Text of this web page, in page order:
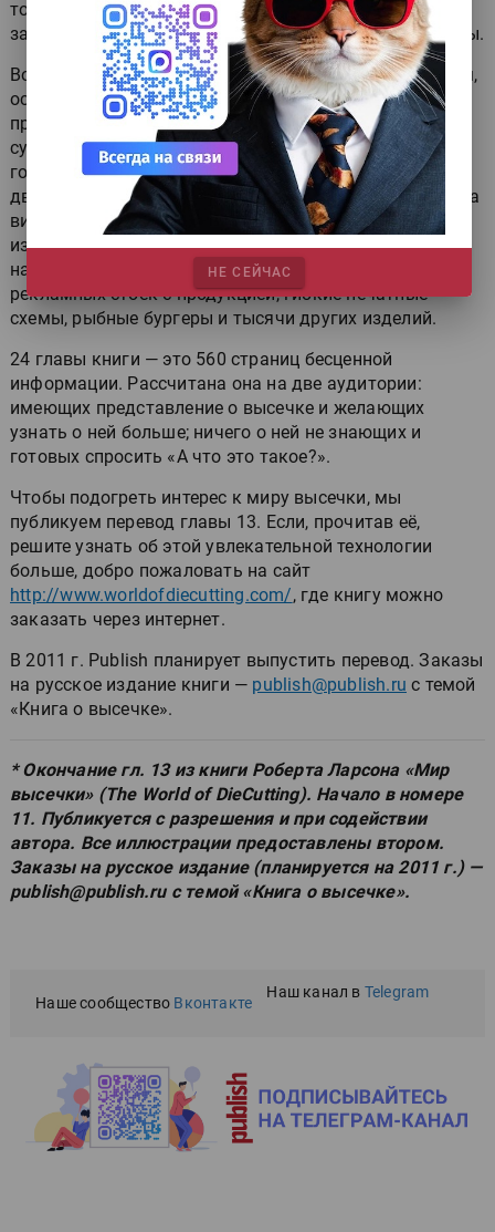
товаров повседневного спроса. Высечные технологии
задействуются практически в каждом городе планеты.
Во многих случаях этот процесс пребывает за кадром,
оставаясь частью конвертингового товарного
производства. Высечка — это обувь, упаковка в
супермаркетах и магазинах, картонная и
гофрокартонная тара, сальники автомобильного
двигателя, приборная панель автомобиля, этикетки на
винных бутылках, бельё и бюстгальтеры, пазлы,
изделия из кожи, детали одежды, игрушки и
настольные игры, гофрокартонные элементы
рекламных стоек с продукцией, гибкие печатные
схемы, рыбные бургеры и тысячи других изделий.
24 главы книги — это 560 страниц бесценной
информации. Рассчитана она на две аудитории:
имеющих представление о высечке и желающих
узнать о ней больше; ничего о ней не знающих и
готовых спросить «А что это такое?».
Чтобы подогреть интерес к миру высечки, мы
публикуем перевод главы 13. Если, прочитав её,
решите узнать об этой увлекательной технологии
больше, добро пожаловать на сайт
http://www.worldofdiecutting.com/, где книгу можно
заказать через интернет.
В 2011 г. Publish планирует выпустить перевод. Заказы
на русское издание книги — publish@publish.ru с темой
«Книга о высечке».
* Окончание гл. 13 из книги Роберта Ларсона «Мир
высечки» (The World of DieCutting). Начало в номере
11. Публикуется с разрешения и при содействии
автора. Все иллюстрации предоставлены втором.
Заказы на русское издание (планируется на 2011 г.) —
publish@publish.ru с темой «Книга о высечке».
Наше сообщество Вконтакте
Наш канал в Telegram
НЕ СЕЙЧАС